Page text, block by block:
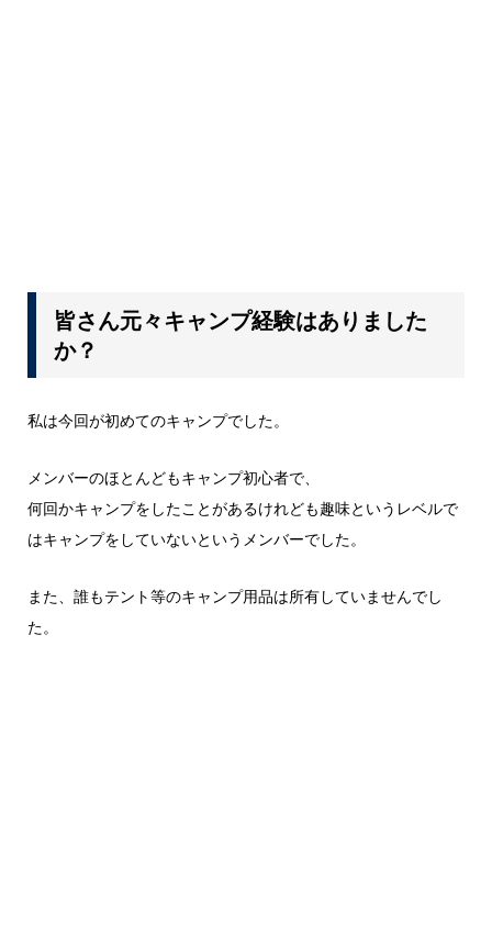
皆さん元々キャンプ経験はありました
か？
私は今回が初めてのキャンプでした。
メンバーのほとんどもキャンプ初心者で、
何回かキャンプをしたことがあるけれども趣味というレベルで
はキャンプをしていないというメンバーでした。
また、誰もテント等のキャンプ用品は所有していませんでし
た。